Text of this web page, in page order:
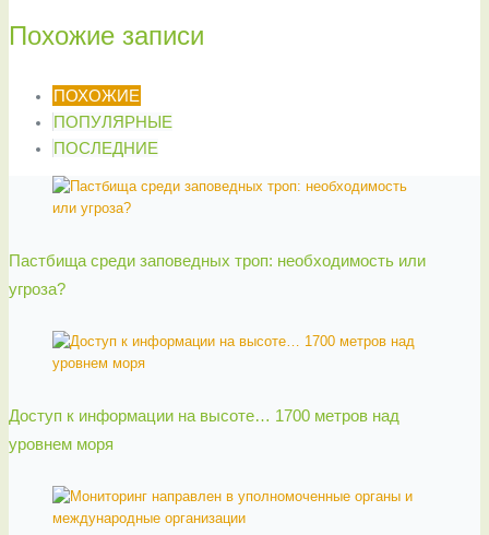
Похожие записи
ПОХОЖИЕ
ПОПУЛЯРНЫЕ
ПОСЛЕДНИЕ
Пастбища среди заповедных троп: необходимость или
угроза?
Доступ к информации на высоте… 1700 метров над
уровнем моря